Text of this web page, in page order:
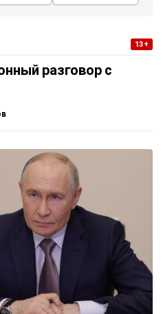
13+
разговор с